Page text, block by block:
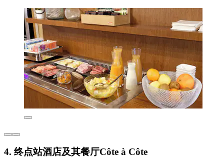
4. 终点站酒店及其餐厅Côte à Côte